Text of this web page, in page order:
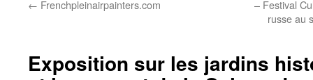
← Frenchpleinairpainters.com
– Festival
russe au
Exposition sur les jardins